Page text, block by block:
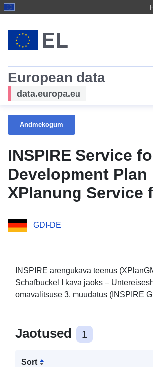
European data
data.europa.eu
Andmekogum
INSPIRE Service
Development Plan
XPlanung Service
Plan Schafbuckel
muudatus
GDI-DE
INSPIRE arengukava teenus
Schafbuckel I kava jaoks –
omavalitsuse 3. muudatus (INSPIRE
Jaotused 1
Sort